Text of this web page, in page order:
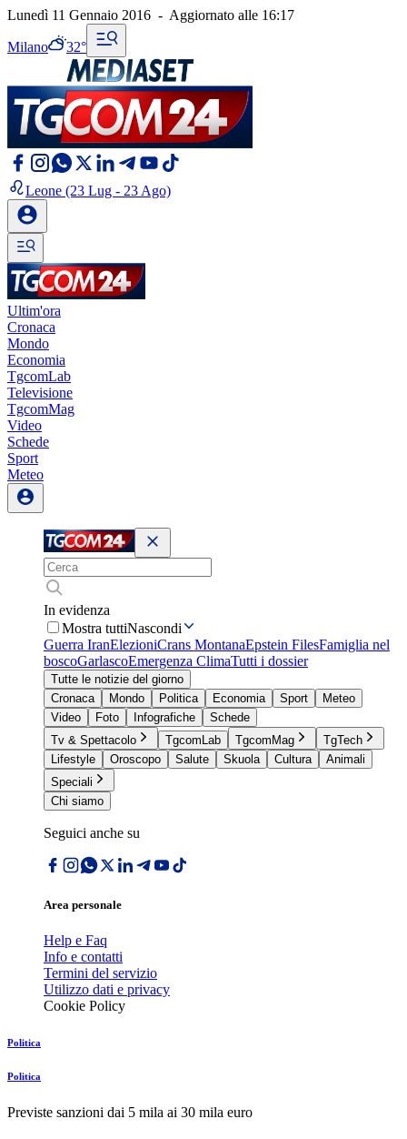
Lunedì 11 Gennaio 2016 - Aggiornato alle 16:17
Milano 32°
Leone (23 Lug - 23 Ago)
Ultim'ora
Cronaca
Mondo
Economia
TgcomLab
Televisione
TgcomMag
Video
Schede
Sport
Meteo
In evidenza
Mostra tuttiNascondi
Guerra IranElezioniCrans MontanaEpstein FilesFamiglia nel
boscoGarlascoEmergenza ClimaTutti i dossier
Tutte le notizie del giorno
Cronaca
Mondo Politica Economia Sport
Meteo
Video
Foto Infografiche
Schede
Tv & Spettacolo
TgcomLab TgcomMag
TgTech
Lifestyle
Oroscopo Salute Skuola Cultura
Animali
Speciali
Chi siamo
Seguici anche su
Area personale
Help e Faq
Info e contatti
Termini del servizio
Utilizzo dati e privacy
Cookie Policy
Politica
Politica
Previste sanzioni dai 5 mila ai 30 mila euro